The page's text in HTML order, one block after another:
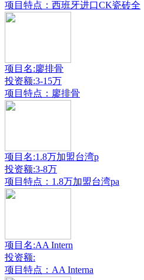
项目特点：西班牙进口CK瓷砖全
项目名:廖排骨
投资额:3-15万
项目特点：廖排骨
项目名:1.8万加盟台湾p
投资额:3-8万
项目特点：1.8万加盟台湾pa
项目名:AA Intern
投资额:
项目特点：AA Interna